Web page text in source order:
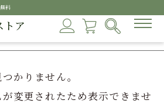
トア
料
かりません。
変更されたため表示できませ